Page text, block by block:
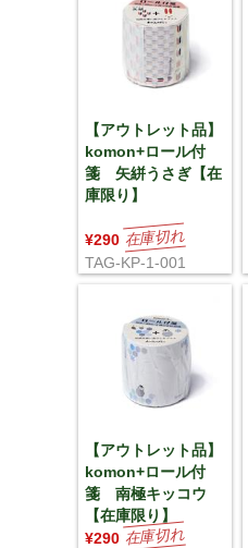
【アウトレット品】
komon+ロール付
箋 矢絣うさぎ【在
庫限り】
¥290
TAG-KP-1-001
【アウトレット品】
komon+ロール付
箋 南極キッコウ
【在庫限り】
¥290